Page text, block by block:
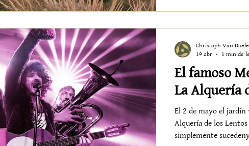
sobre todo, una
que este pequeño
El famoso
La Alquería
El 2 de mayo el
Alquería de los
simplemente
Christoph Van Daele
19 abr
1 min de